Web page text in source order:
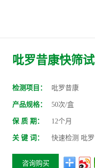
吡罗昔康快筛
检测项目： 吡罗昔康
产品规格： 50次/盒
保 质 期： 12个月
关 键 词： 快速检测 吡
咨询购买